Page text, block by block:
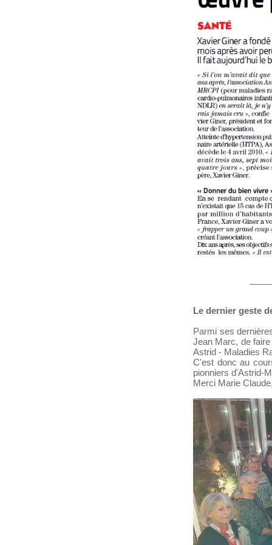
Le dernier geste
Parmi ses
Jean Marc, de
Astrid - Maladies
C'est donc au
pionniers d'Astrid-
Merci Marie